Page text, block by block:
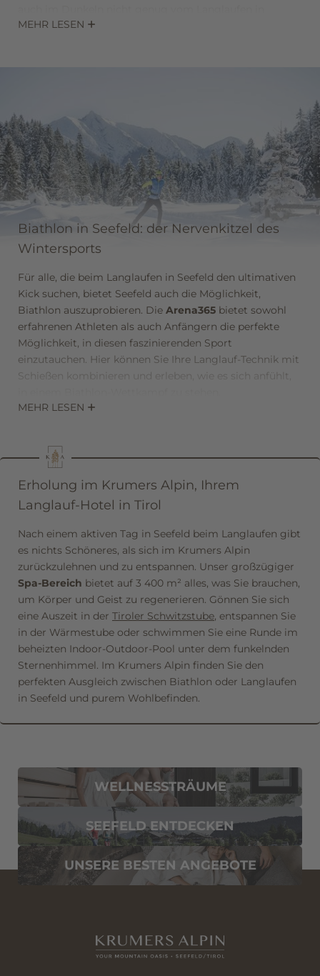
Seefeld bekommen können, gibt es sogar eine
Details.
MEHR LESEN
Biathlon in Seefeld: der Nervenkitzel des
Wintersports
Für alle, die beim Langlaufen in Seefeld den ultimativen
Kick suchen, bietet Seefeld auch die Möglichkeit,
Biathlon auszuprobieren. Die Arena365 bietet sowohl
erfahrenen Athleten als auch Anfängern die perfekte
Möglichkeit, in diesen faszinierenden Sport
einzutauchen. Hier können Sie Ihre Langlauf-Technik mit
Schießen kombinieren und erleben, wie es sich anfühlt,
Dann nehmen Sie doch einfach an einem Kurs teil und
entdecken Sie die Spannung dieses einzigartigen Sports.
Übrigens: Seefeld ist außerdem regelmäßig Gastgeber
von internationalen Wettkämpfen – ein Highlight für alle
Biathlon-Fans!
MEHR LESEN
Erholung im Krumers Alpin, Ihrem
Langlauf-Hotel in Tirol
Nach einem aktiven Tag in Seefeld beim Langlaufen gibt
es nichts Schöneres, als sich im Krumers Alpin
zurückzulehnen und zu entspannen. Unser großzügiger
Spa-Bereich bietet auf 3 400 m² alles, was Sie brauchen,
um Körper und Geist zu regenerieren. Gönnen Sie sich
eine Auszeit in der Tiroler Schwitzstube, entspannen Sie
in der Wärmestube oder schwimmen Sie eine Runde im
beheizten Indoor-Outdoor-Pool unter dem funkelnden
Sternenhimmel. Im Krumers Alpin finden Sie den
perfekten Ausgleich zwischen Biathlon oder Langlaufen
in Seefeld und purem Wohlbefinden.
WELLNESSTRÄUME
SEEFELD ENTDECKEN
UNSERE BESTEN ANGEBOTE
Familie Herr Frau
Vorname Nachname*
E-Mail*
*Pflichtfelder
Anfragen